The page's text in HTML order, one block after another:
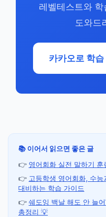
레벨테스트와
도와드
카카오로 학
📚 이어서 읽으면 좋은 글
👉 영어회화 실전 말하기
👉 고등학생 영어회화, 수
대비하는 학습 가이드
👉 쉐도잉 백날 해도 안 늘
총정리 💡